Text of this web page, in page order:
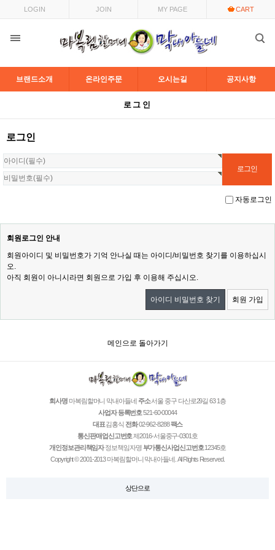
LOGIN JOIN MY PAGE CART
브랜드소개 온라인주문 오시는길 공지사항
로그인
로그인
자동로그인
회원로그인 안내
회원아이디 및 비밀번호가 기억 안나실 때는 아이디/비밀번호 찾기를 이용하십시
오.
아직 회원이 아니시라면 회원으로 가입 후 이용해 주십시오.
아이디 비밀번호 찾기 회원 가입
메인으로 돌아가기
회사명 마복림할머니 막내아들네 주소서울 중구 다산로29길 63 1층
사업자 등록번호521-60-00044
대표김홍식 전화02-962-8288팩스
통신판매업신고번호제2016-서울중구-0301호
개인정보관리책임자정보책임자명 부가통신사업신고번호12345호
Copyright © 2001-2013 마복림할머니 막내아들네. All Rights Reserved.
상단으로